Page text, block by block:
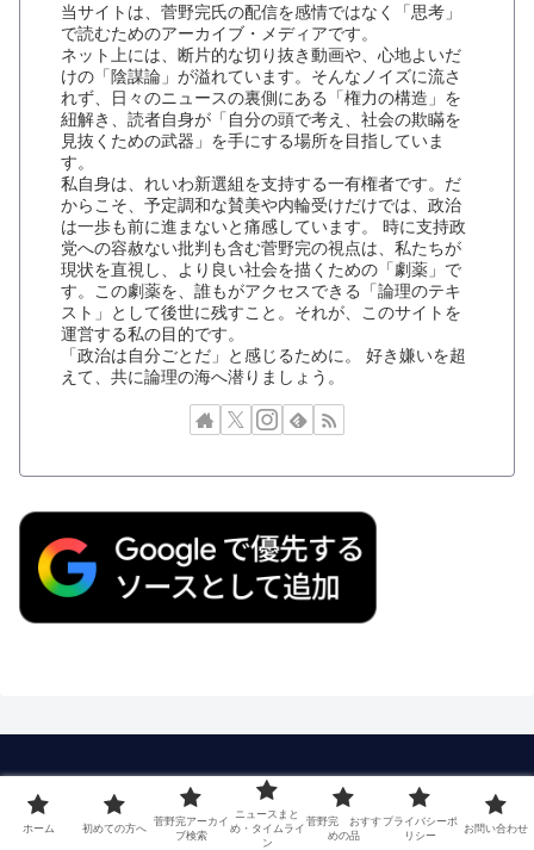
当サイトは、菅野完氏の配信を感情ではなく「思考」
で読むためのアーカイブ・メディアです。
ネット上には、断片的な切り抜き動画や、心地よいだ
けの「陰謀論」が溢れています。そんなノイズに流さ
れず、日々のニュースの裏側にある「権力の構造」を
紐解き、読者自身が「自分の頭で考え、社会の欺瞞を
見抜くための武器」を手にする場所を目指していま
す。
私自身は、れいわ新選組を支持する一有権者です。だ
からこそ、予定調和な賛美や内輪受けだけでは、政治
は一歩も前に進まないと痛感しています。 時に支持政
党への容赦ない批判も含む菅野完の視点は、私たちが
現状を直視し、より良い社会を描くための「劇薬」で
す。この劇薬を、誰もがアクセスできる「論理のテキ
スト」として後世に残すこと。それが、このサイトを
運営する私の目的です。
「政治は自分ごとだ」と感じるために。 好き嫌いを超
えて、共に論理の海へ潜りましょう。
ホーム 初めての方へ
菅野完アーカイ
ブ検索
ニュースまと
め・タイムライ
ン
菅野完 おすす
めの品
プライバシーポ
リシー
お問い合わせ